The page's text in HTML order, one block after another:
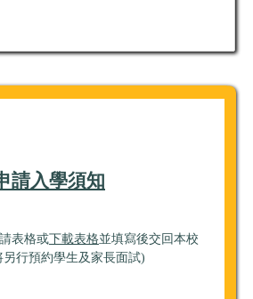
請入學須知
表格或下載表格並填寫後交回本校
行預約學生及家長面試)